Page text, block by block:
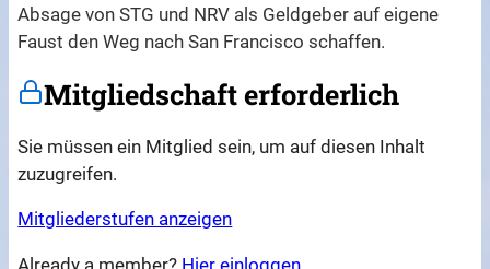
Absage von STG und NRV als Geldgeber auf eigene
Faust den Weg nach San Francisco schaffen.
Mitgliedschaft erforderlich
Sie müssen ein Mitglied sein, um auf diesen Inhalt
zuzugreifen.
Mitgliederstufen anzeigen